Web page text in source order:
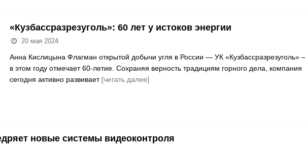
«Кузбассразрезуголь»: 60 лет у истоков энергии
20 мая 2024
Анна Кислицына Флагман открытой добычи угля в России — УК «Кузбассразрезуголь»
в этом году отмечает 60-летие. Сохраняя верность традициям горного дела, компания
сегодня активно развивает [читать далее]
новые системы видеоконтроля